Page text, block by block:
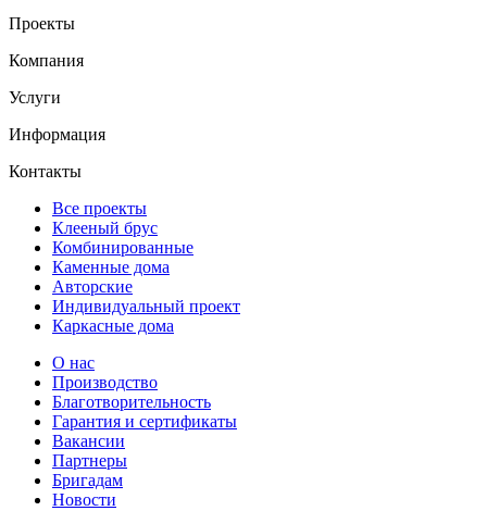
Проекты
Компания
Услуги
Информация
Контакты
Все проекты
Клееный брус
Комбинированные
Каменные дома
Авторские
Индивидуальный проект
Каркасные дома
О нас
Производство
Благотворительность
Гарантия и сертификаты
Вакансии
Партнеры
Бригадам
Новости